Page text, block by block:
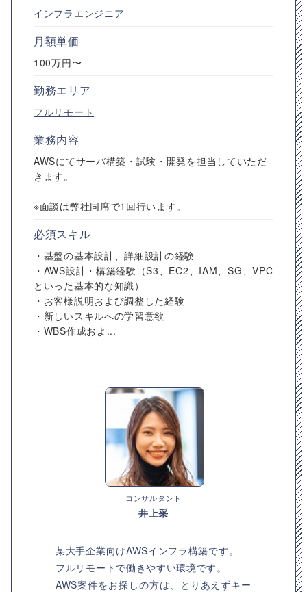
インフラエンジニア
月額単価
100万円〜
勤務エリア
フルリモート
業務内容
AWSにてサーバ構築・試験・開発を担当していただ
きます。
※面談は弊社同席で1回行います。
必須スキル
・基盤の基本設計、詳細設計の経験
・AWS設計・構築経験（S3、EC2、IAM、SG、VPC
といった基本的な知識）
・お客様説明および調整した経験
・新しいスキルへの学習意欲
・WBS作成およ...
コンサルタント
井上采
某大手企業向けAWSインフラ構築です。
フルリモートで働きやすい環境です。
AWS案件をお探しの方は、とりあえずキー